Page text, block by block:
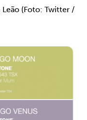
Leão (Foto: Twitter /